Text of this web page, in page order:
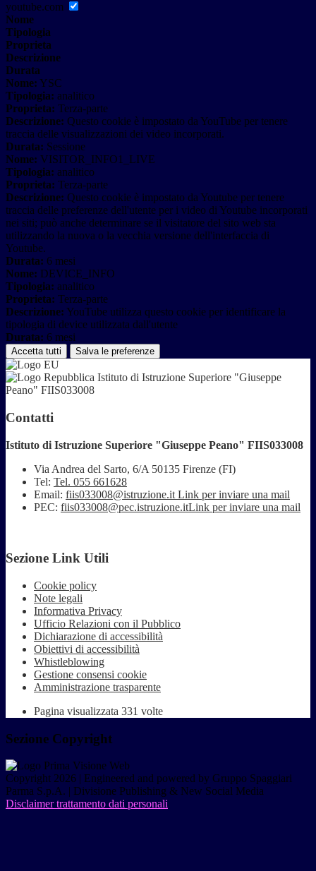
youtube.com
Nome
Tipologia
Proprieta
Descrizione
Durata
Nome: YSC
Tipologia: analitico
Proprieta: Terza-parte
Descrizione: Questo cookie è impostato da YouTube per tenere
traccia delle visualizzazioni dei video incorporati.
Durata: Sessione
Nome: VISITOR_INFO1_LIVE
Tipologia: analitico
Proprieta: Terza-parte
Descrizione: Questo cookie è impostato da Youtube per tenere
traccia delle preferenze dell'utente per i video di Youtube incorporati
nei siti; può anche determinare se il visitatore del sito web sta
utilizzando la nuova o la vecchia versione dell'interfaccia di
Youtube.
Durata: 6 mesi
Nome: DEVICE_INFO
Tipologia: analitico
Proprieta: Terza-parte
Descrizione: YouTube utilizza questo cookie per identificare la
tipologia di device utilizzata dall'utente
Durata: 6 mesi
Accetta tutti Salva le preferenze
Istituto di Istruzione Superiore "Giuseppe
Peano" FIIS033008
Contatti
Istituto di Istruzione Superiore "Giuseppe Peano" FIIS033008
Via Andrea del Sarto, 6/A 50135 Firenze (FI)
Tel: Tel. 055 661628
Email: fiis033008@istruzione.it Link per inviare una mail
PEC: fiis033008@pec.istruzione.itLink per inviare una mail
Sezione Link Utili
Cookie policy
Note legali
Informativa Privacy
Ufficio Relazioni con il Pubblico
Dichiarazione di accessibilità
Obiettivi di accessibilità
Whistleblowing
Gestione consensi cookie
Amministrazione trasparente
Pagina visualizzata 331 volte
Sezione Copyright
Copyright 2026 | Engineered and powered by Gruppo Spaggiari
Parma S.p.A. | Divisione Publishing & New Social Media
Disclaimer trattamento dati personali